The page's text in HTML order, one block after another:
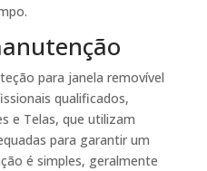
para janela removível
qualificados,
e Telas, que utilizam
para garantir um
é simples, geralmente